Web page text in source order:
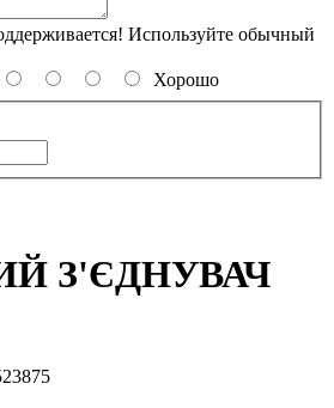
Используйте обычный
Хорошо
З'ЄДНУВАЧ